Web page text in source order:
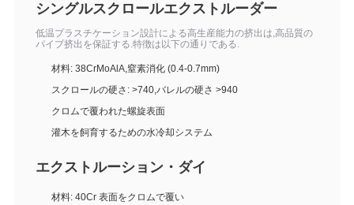
シングルスクロールエクストルーダー
低温プラスチケーション設計による高生産能力の挤出は,高品質の
パイプ挤出を保証する.特徴は以下の通りである.
材料: 38CrMoAlA,窒素消化 (0.4-0.7mm)
スクロールの硬さ: >740,バレルの硬さ >940
クロムで覆われた螺旋表面
灌木を飼育するための水冷却システム
エクストルーション・ダイ
材料: 40Cr 表面をクロムで覆い